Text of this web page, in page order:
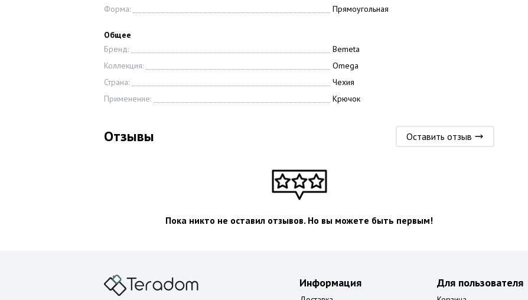
Форма:
Прямоугольная
Общее
Бренд:
Bemeta
Коллекция:
Omega
Страна:
Чехия
Применение:
Крючок
Отзывы Оставить отзыв
Пока никто не оставил отзывов. Но вы можете быть первым!
Информация Для пользователя